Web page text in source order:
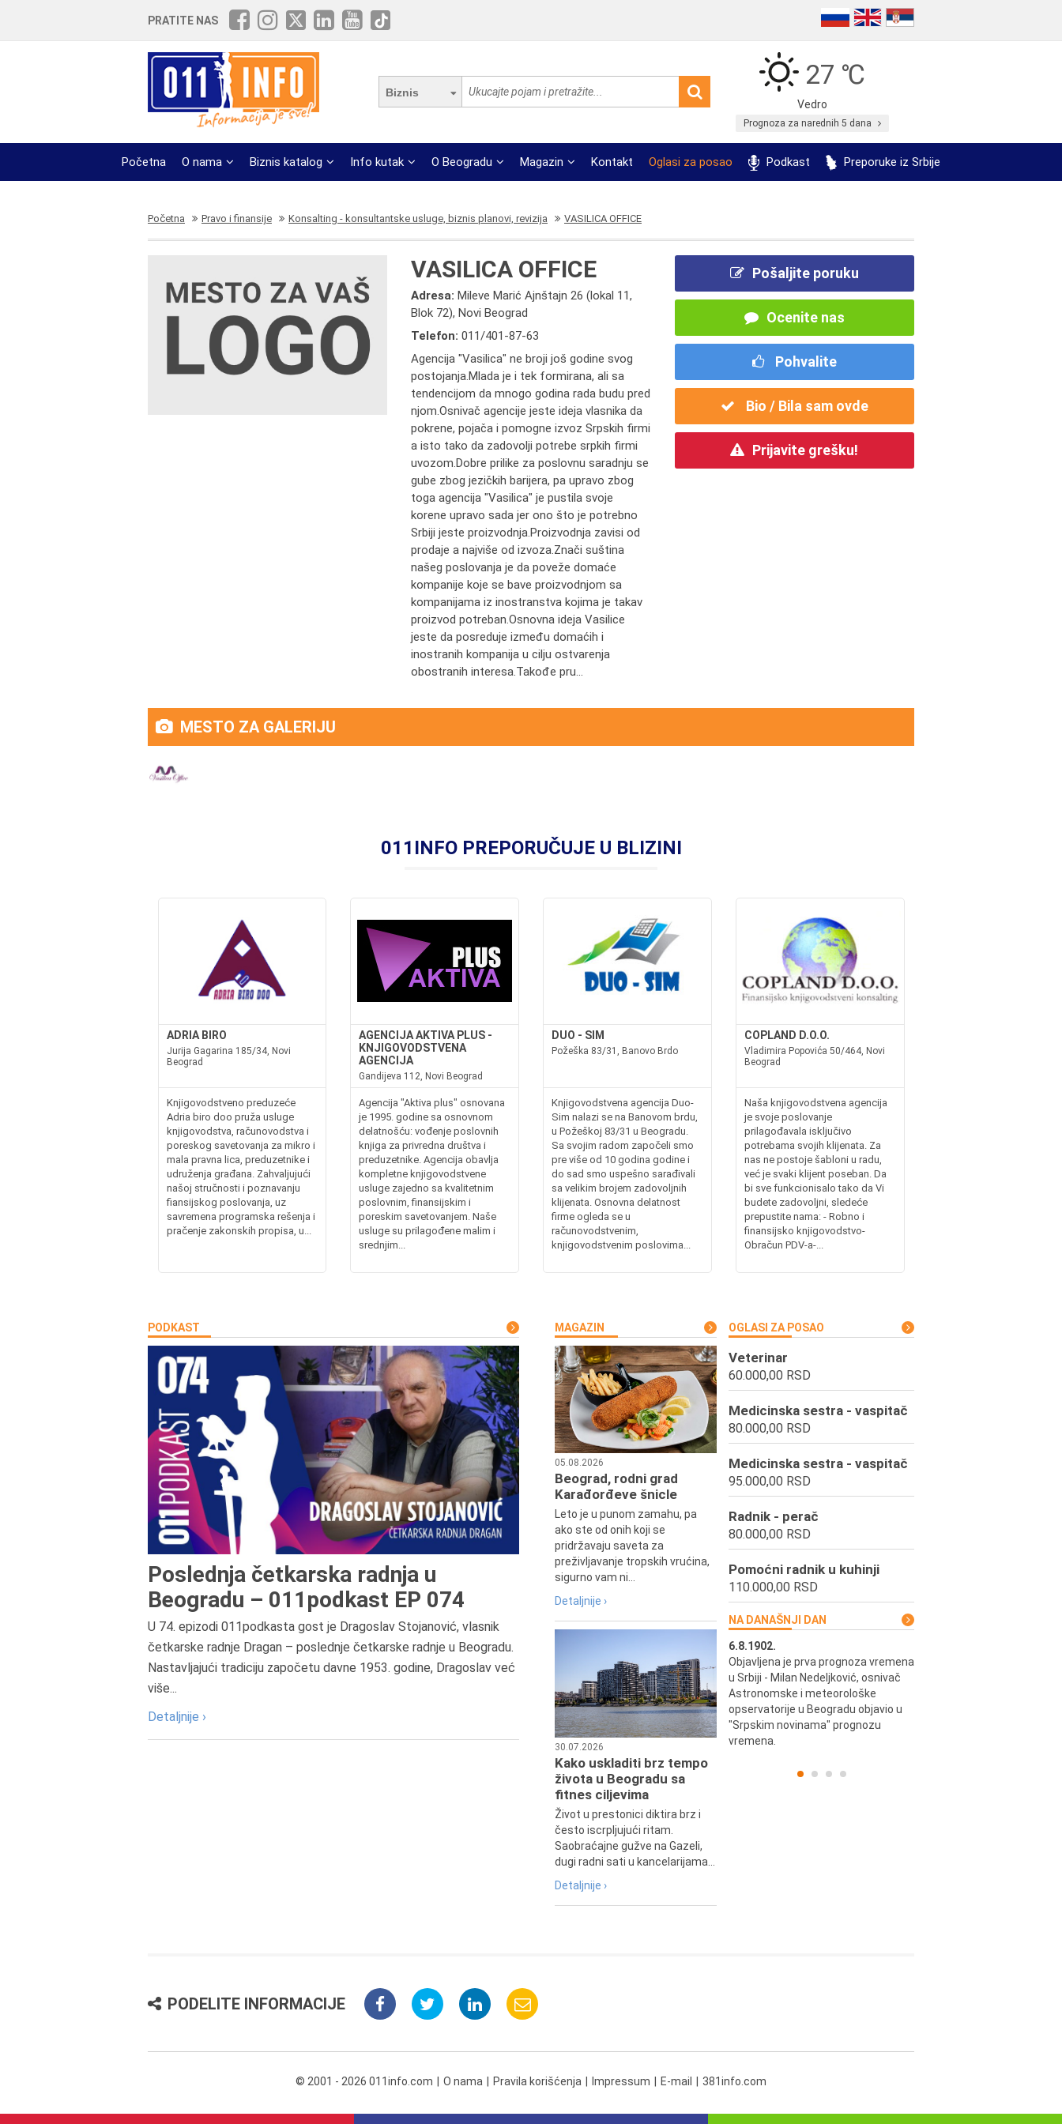
PRATITE NAS
Biznis
27 ℃
Vedro
Prognoza za narednih 5 dana
Početna O nama Biznis katalog Info kutak O Beogradu Magazin Kontakt Oglasi za posao Podkast Preporuke iz Srbije
Početna Pravo i finansije Konsalting - konsultantske usluge, biznis planovi, revizija VASILICA OFFICE
VASILICA OFFICE
Adresa:Mileve Marić Ajnštajn 26 (lokal 11,
Blok 72), Novi Beograd
Telefon:011/401-87-63
Agencija "Vasilica" ne broji još godine svog
postojanja.Mlada je i tek formirana, ali sa
tendencijom da mnogo godina rada budu pred
njom.Osnivač agencije jeste ideja vlasnika da
pokrene, pojača i pomogne izvoz Srpskih firmi
a isto tako da zadovolji potrebe srpkih firmi
uvozom.Dobre prilike za poslovnu saradnju se
gube zbog jezičkih barijera, pa upravo zbog
toga agencija "Vasilica" je pustila svoje
korene upravo sada jer ono što je potrebno
Srbiji jeste proizvodnja.Proizvodnja zavisi od
prodaje a najviše od izvoza.Znači suština
našeg poslovanja je da poveže domaće
kompanije koje se bave proizvodnjom sa
kompanijama iz inostranstva kojima je takav
proizvod potreban.Osnovna ideja Vasilice
jeste da posreduje između domaćih i
inostranih kompanija u cilju ostvarenja
obostranih interesa.Takođe pru...
Pošaljite poruku
Ocenite nas
Pohvalite
Bio / Bila sam ovde
Prijavite grešku!
MESTO ZA GALERIJU
011INFO PREPORUČUJE U BLIZINI
ADRIA BIRO
Jurija Gagarina 185/34, Novi
Beograd
Knjigovodstveno preduzeće
Adria biro doo pruža usluge
knjigovodstva, računovodstva i
poreskog savetovanja za mikro i
mala pravna lica, preduzetnike i
udruženja građana. Zahvaljujući
našoj stručnosti i poznavanju
fiansijskog poslovanja, uz
savremena programska rešenja i
pračenje zakonskih propisa, u...
AGENCIJA AKTIVA PLUS -
KNJIGOVODSTVENA
AGENCIJA
Gandijeva 112, Novi Beograd
Agencija "Aktiva plus" osnovana
je 1995. godine sa osnovnom
delatnošću: vođenje poslovnih
knjiga za privredna društva i
preduzetnike. Agencija obavlja
kompletne knjigovodstvene
usluge zajedno sa kvalitetnim
poslovnim, finansijskim i
poreskim savetovanjem. Naše
usluge su prilagođene malim i
srednjim...
DUO - SIM
Požeška 83/31, Banovo Brdo
Knjigovodstvena agencija Duo-
Sim nalazi se na Banovom brdu,
u Požeškoj 83/31 u Beogradu.
Sa svojim radom započeli smo
pre više od 10 godina godine i
do sad smo uspešno sarađivali
sa velikim brojem zadovoljnih
klijenata. Osnovna delatnost
firme ogleda se u
računovodstvenim,
knjigovodstvenim poslovima...
COPLAND D.O.O.
Vladimira Popovića 50/464, Novi
Beograd
Naša knjigovodstvena agencija
je svoje poslovanje
prilagođavala isključivo
potrebama svojih klijenata. Za
nas ne postoje šabloni u radu,
već je svaki klijent poseban. Da
bi sve funkcionisalo tako da Vi
budete zadovoljni, sledeće
prepustite nama: - Robno i
finansijsko knjigovodstvo-
Obračun PDV-a-...
PODKAST
Poslednja četkarska radnja u
Beogradu – 011podkast EP 074
U 74. epizodi 011podkasta gost je Dragoslav Stojanović, vlasnik
četkarske radnje Dragan – poslednje četkarske radnje u Beogradu.
Nastavljajući tradiciju započetu davne 1953. godine, Dragoslav već
više...
Detaljnije ›
MAGAZIN
05.08.2026
Beograd, rodni grad
Karađorđeve šnicle
Leto je u punom zamahu, pa
ako ste od onih koji se
pridržavaju saveta za
preživljavanje tropskih vrućina,
sigurno vam ni...
Detaljnije ›
30.07.2026
Kako uskladiti brz tempo
života u Beogradu sa
fitnes ciljevima
Život u prestonici diktira brz i
često iscrpljujući ritam.
Saobraćajne gužve na Gazeli,
dugi radni sati u kancelarijama...
Detaljnije ›
OGLASI ZA POSAO
Veterinar
60.000,00 RSD
Medicinska sestra - vaspitač
80.000,00 RSD
Medicinska sestra - vaspitač
95.000,00 RSD
Radnik - perač
80.000,00 RSD
Pomoćni radnik u kuhinji
110.000,00 RSD
NA DANAŠNJI DAN
Preminula je Zorka Boljanović,
vazduhoplovni inženjer, predsednik
Udruženja žena pilota Jugoslavije.
6.8.1902.
Objavljena je prva prognoza vremena
u Srbiji - Milan Nedeljković, osnivač
Astronomske i meteorološke
opservatorije u Beogradu objavio u
"Srpskim novinama" prognozu
vremena.
PODELITE INFORMACIJE
© 2001 - 2026 011info.com O nama Pravila korišćenja Impressum E-mail 381info.com